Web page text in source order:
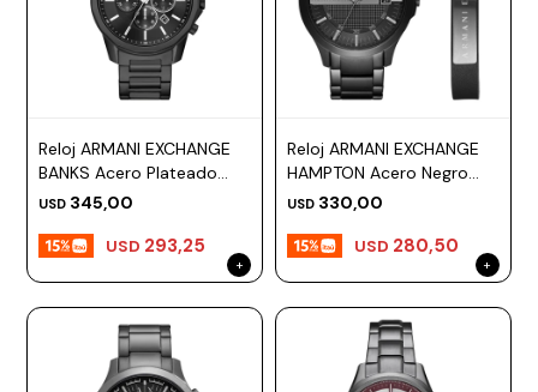
Reloj ARMANI EXCHANGE
BANKS Acero Plateado
Esfera 44mm
USD 345,00
USD 293,25
Reloj ARMANI EXCHANGE
HAMPTON Acero Negro
Esfera 46mm
USD 330,00
USD 280,50